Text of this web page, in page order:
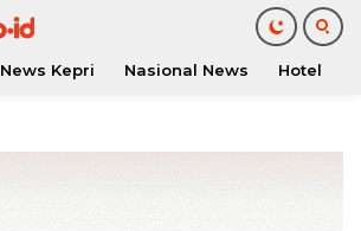
News Kepri Nasional News Hotel